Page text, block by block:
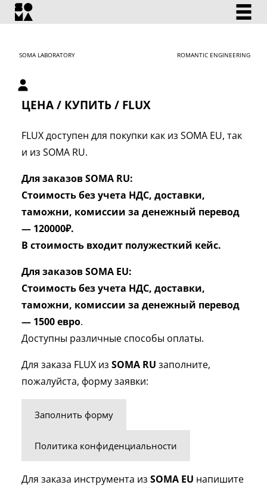
SOMA LABORATORY ROMANTIC ENGINEERING
Личный кабинет
ЦЕНА / КУПИТЬ / FLUX
FLUX доступен для покупки как из SOMA EU, так
и из SOMA RU.
Для заказовSOMA RU:
Стоимость без учета НДС, доставки,
таможни, комиссии за денежный перевод
— 120000₽.
В стоимость входит полужесткий кейс.
Для заказов SOMA EU:
Стоимость без учета НДС, доставки,
таможни, комиссии за денежный перевод
— 1500 евро.
Доступны различные способы оплаты.
Для заказа FLUX из SOMA RU заполните,
пожалуйста, форму заявки:
Заполнить форму
Политика конфиденциальности
Для заказа инструмента из SOMA EU напишите